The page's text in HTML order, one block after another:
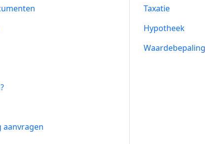
aanvragen
Taxatie
Hypotheek
Waardebepaling